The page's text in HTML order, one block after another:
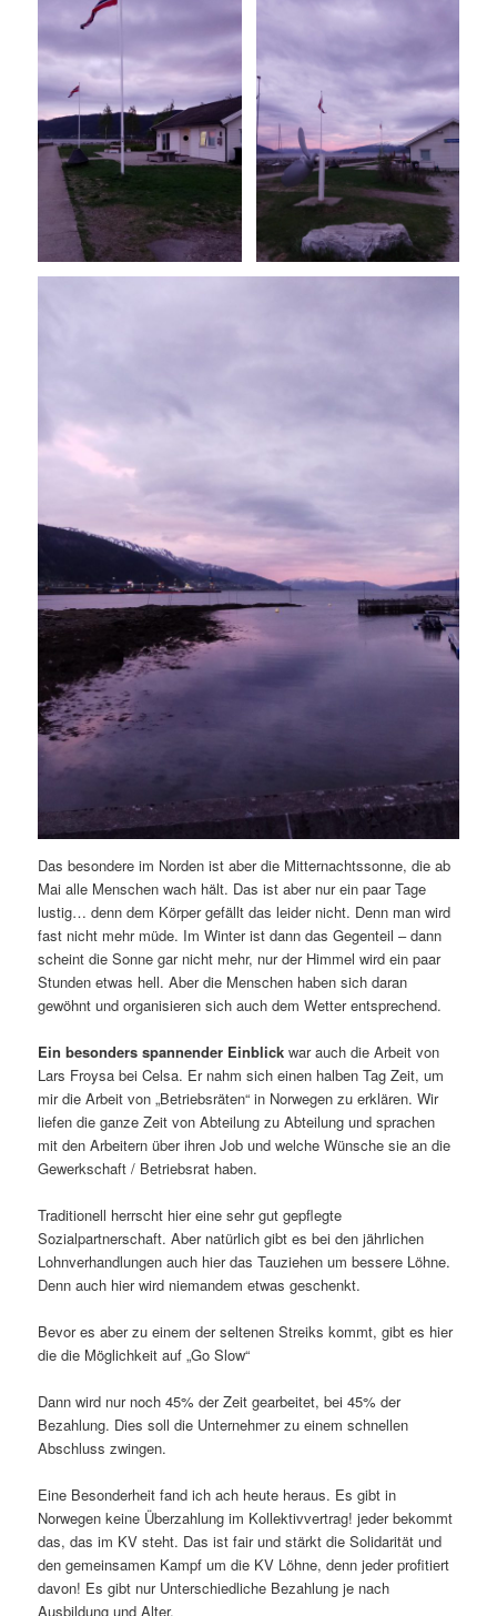
Das besondere im Norden ist aber die Mitternachtssonne, die ab
Mai alle Menschen wach hält. Das ist aber nur ein paar Tage
lustig… denn dem Körper gefällt das leider nicht. Denn man wird
fast nicht mehr müde. Im Winter ist dann das Gegenteil – dann
scheint die Sonne gar nicht mehr, nur der Himmel wird ein paar
Stunden etwas hell. Aber die Menschen haben sich daran
gewöhnt und organisieren sich auch dem Wetter entsprechend.
Ein besonders spannender Einblick war auch die Arbeit von
Lars Froysa bei Celsa. Er nahm sich einen halben Tag Zeit, um
mir die Arbeit von „Betriebsräten“ in Norwegen zu erklären. Wir
liefen die ganze Zeit von Abteilung zu Abteilung und sprachen
mit den Arbeitern über ihren Job und welche Wünsche sie an die
Gewerkschaft / Betriebsrat haben.
Traditionell herrscht hier eine sehr gut gepflegte
Sozialpartnerschaft. Aber natürlich gibt es bei den jährlichen
Lohnverhandlungen auch hier das Tauziehen um bessere Löhne.
Denn auch hier wird niemandem etwas geschenkt.
Bevor es aber zu einem der seltenen Streiks kommt, gibt es hier
die die Möglichkeit auf „Go Slow“
Dann wird nur noch 45% der Zeit gearbeitet, bei 45% der
Bezahlung. Dies soll die Unternehmer zu einem schnellen
Abschluss zwingen.
Eine Besonderheit fand ich ach heute heraus. Es gibt in
Norwegen keine Überzahlung im Kollektivvertrag! jeder bekommt
das, das im KV steht. Das ist fair und stärkt die Solidarität und
den gemeinsamen Kampf um die KV Löhne, denn jeder profitiert
davon! Es gibt nur Unterschiedliche Bezahlung je nach
Ausbildung und Alter.